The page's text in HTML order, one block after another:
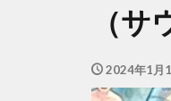
（
2024年1月